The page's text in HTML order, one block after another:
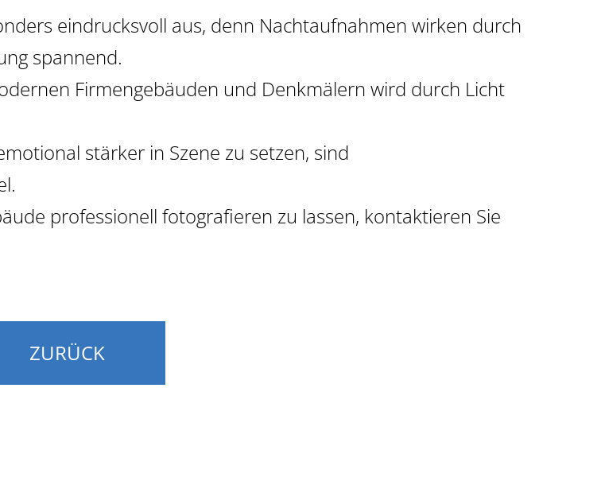
eindrucksvoll aus, denn Nachtaufnahmen wirken durch
spannend.
Firmengebäuden und Denkmälern wird durch Licht
stärker in Szene zu setzen, sind
professionell fotografieren zu lassen, kontaktieren Sie
ZURÜCK